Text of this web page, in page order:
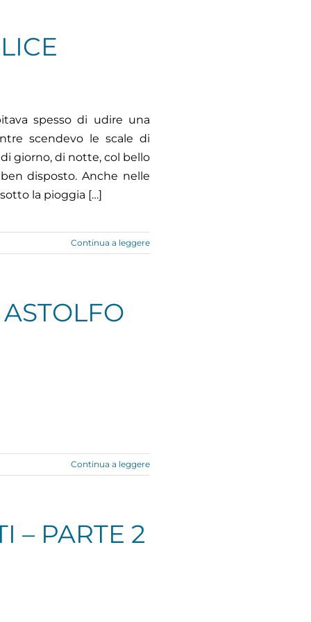
spesso di udire una
scendevo le scale di
giorno, di notte, col bello
disposto. Anche nelle
la pioggia […]
Continua a leggere
Continua a leggere
– PARTE 2